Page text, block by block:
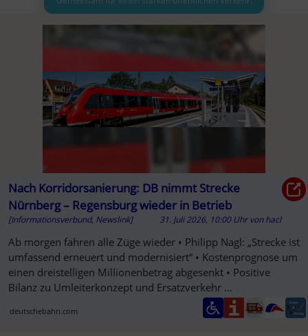
Nach Korridorsanierung: DB nimmt Strecke
Nürnberg – Regensburg wieder in Betrieb
[Informationsverbund, Newslink] 31. Juli 2026, 10:00 Uhr vonhacl
Ab morgen fahren alle Züge wieder • Philipp Nagl: „Strecke ist
umfassend erneuert und modernisiert“ • Kostenprognose um
einen dreistelligen Millionenbetrag abgesenkt • Positive
Bilanz zu Umleiterkonzept und Ersatzverkehr ...
deutschebahn.com